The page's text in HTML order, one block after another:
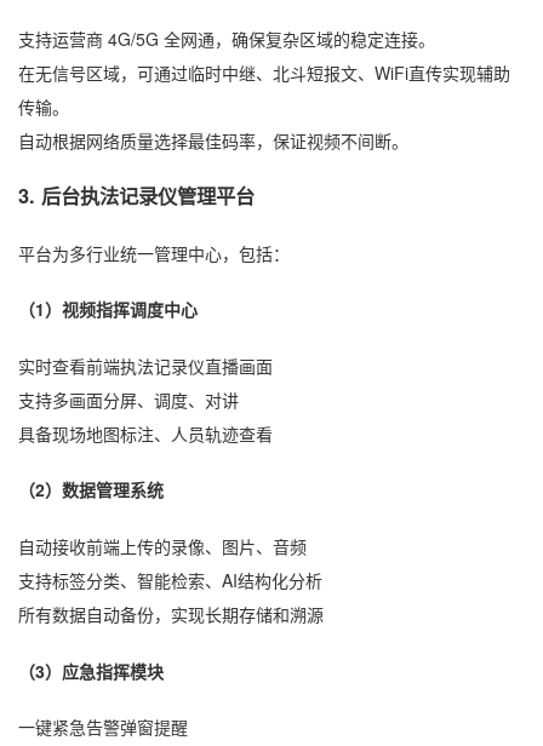
支持运营商 4G/5G 全网通，确保复杂区域的稳定连接。
在无信号区域，可通过临时中继、北斗短报文、WiFi直传实现辅助
传输。
自动根据网络质量选择最佳码率，保证视频不间断。
3. 后台执法记录仪管理平台
平台为多行业统一管理中心，包括：
（1）视频指挥调度中心
实时查看前端执法记录仪直播画面
支持多画面分屏、调度、对讲
具备现场地图标注、人员轨迹查看
（2）数据管理系统
自动接收前端上传的录像、图片、音频
支持标签分类、智能检索、AI结构化分析
所有数据自动备份，实现长期存储和溯源
（3）应急指挥模块
一键紧急告警弹窗提醒